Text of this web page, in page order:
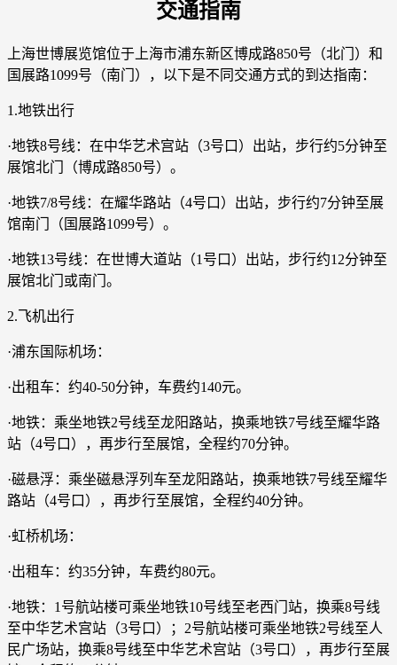
交通指南
上海世博展览馆位于上海市浦东新区博成路850号（北门）和
国展路1099号（南门），以下是不同交通方式的到达指南：
1.地铁出行
·地铁8号线：在中华艺术宫站（3号口）出站，步行约5分钟至
展馆北门（博成路850号）。
·地铁7/8号线：在耀华路站（4号口）出站，步行约7分钟至展
馆南门（国展路1099号）。
·地铁13号线：在世博大道站（1号口）出站，步行约12分钟至
展馆北门或南门。
2.飞机出行
·浦东国际机场：
·出租车：约40-50分钟，车费约140元。
·地铁：乘坐地铁2号线至龙阳路站，换乘地铁7号线至耀华路
站（4号口），再步行至展馆，全程约70分钟。
·磁悬浮：乘坐磁悬浮列车至龙阳路站，换乘地铁7号线至耀华
路站（4号口），再步行至展馆，全程约40分钟。
·虹桥机场：
·出租车：约35分钟，车费约80元。
·地铁：1号航站楼可乘坐地铁10号线至老西门站，换乘8号线
至中华艺术宫站（3号口）；2号航站楼可乘坐地铁2号线至人
民广场站，换乘8号线至中华艺术宫站（3号口），再步行至展